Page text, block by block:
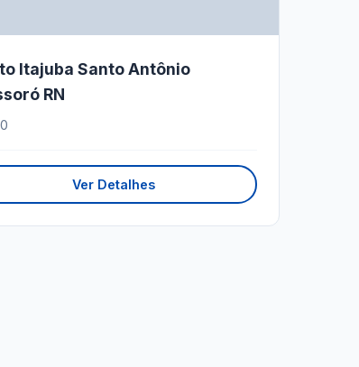
Itajuba Santo Antônio
RN
Ver Detalhes